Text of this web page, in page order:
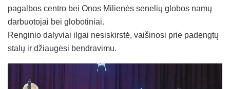
pagalbos centro bei Onos Milienės senelių globos namų
darbuotojai bei globotiniai.
Renginio dalyviai ilgai nesiskirstė, vaišinosi prie padengtų
stalų ir džiaugėsi bendravimu.